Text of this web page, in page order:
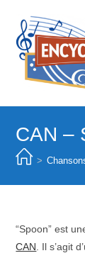
content
CAN –
>
“Spoon” est
CAN . Il s’agit